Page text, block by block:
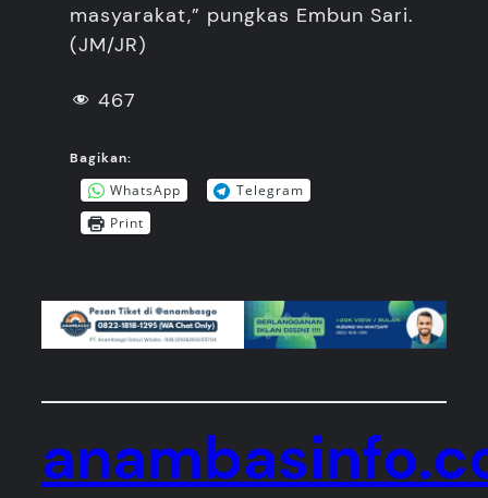
masyarakat,” pungkas Embun Sari.
(JM/JR)
467
Bagikan:
WhatsApp
Telegram
Print